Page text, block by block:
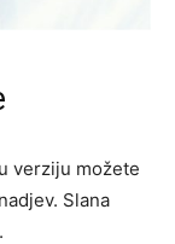
verziju možete
Slana